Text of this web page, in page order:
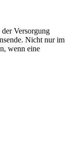
Versorgung
Nicht nur im
wenn eine